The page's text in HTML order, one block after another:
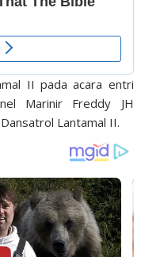
II pada acara entri
Marinir Freddy JH
Lantamal II.